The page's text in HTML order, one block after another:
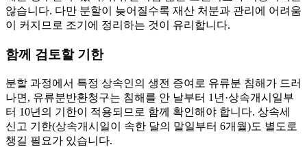
않습니다. 다만 분할이 늦어질수록 재산 처분과 관리에 어려움
이 커지므로 조기에 정리하는 것이 유리합니다.
함께 검토할 기한
분할 과정에서 특정 상속인의 생전 증여로 유류분 침해가 드러
나면, 유류분반환청구는 침해를 안 날부터 1년·상속개시일부
터 10년의 기한이 적용되므로 함께 확인해야 합니다. 상속세
신고 기한(상속개시일이 속한 달의 말일부터 6개월)도 별도로
챙길 필요가 있습니다.